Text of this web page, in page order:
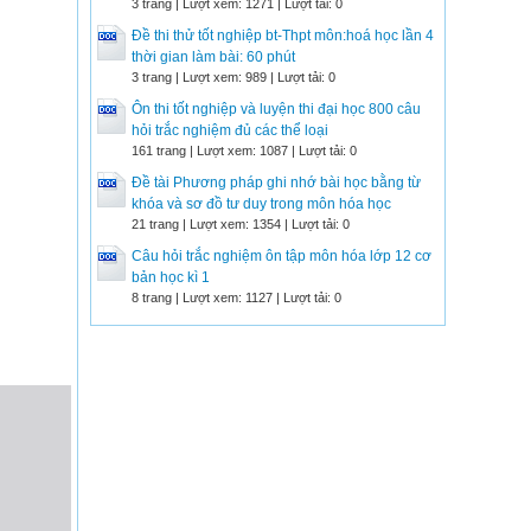
3 trang | Lượt xem: 1271 | Lượt tải: 0
Đề thi thử tốt nghiệp bt-Thpt môn:hoá học lần 4
thời gian làm bài: 60 phút
3 trang | Lượt xem: 989 | Lượt tải: 0
Ôn thi tốt nghiệp và luyện thi đại học 800 câu
hỏi trắc nghiệm đủ các thể loại
161 trang | Lượt xem: 1087 | Lượt tải: 0
Đề tài Phương pháp ghi nhớ bài học bằng từ
khóa và sơ đồ tư duy trong môn hóa học
21 trang | Lượt xem: 1354 | Lượt tải: 0
Câu hỏi trắc nghiệm ôn tập môn hóa lớp 12 cơ
bản học kì 1
8 trang | Lượt xem: 1127 | Lượt tải: 0